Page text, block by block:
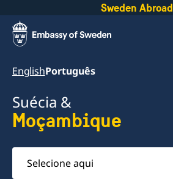
Sweden Abroad
EnglishPortuguês
Suécia &
Moçambique
Selecione
aqui